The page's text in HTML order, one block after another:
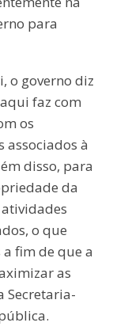
para
o governo diz
faz com
os
associados à
disso, para
da
atividades
o que
fim de que a
as
Secretaria-